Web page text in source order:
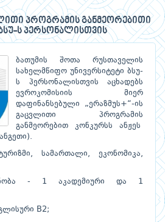
პროგრამის განმეორებითი
ს პერსონალისთვის
ბათუმის შოთა რუსთაველის
სახელმწიფო უნივერსიტეტი ბსუ-
ს პერსონალისთვის აცხადებს
ევროკომისიის მიერ
დაფინანსებული „ერაზმუს+“-ის
გაცვლითი პროგრამის
განმეორებით კონკურსს ანჟეს
სამართალი, ეკონომიკა,
- 1 აკადემიური და 1
B2;